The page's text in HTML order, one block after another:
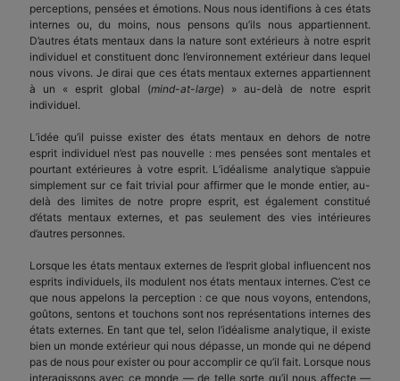
perceptions, pensées et émotions. Nous nous identifions à ces états
internes ou, du moins, nous pensons qu’ils nous appartiennent.
D’autres états mentaux dans la nature sont extérieurs à notre esprit
individuel et constituent donc l’environnement extérieur dans lequel
nous vivons. Je dirai que ces états mentaux externes appartiennent
à un « esprit global (mind-at-large) » au-delà de notre esprit
individuel.
L’idée qu’il puisse exister des états mentaux en dehors de notre
esprit individuel n’est pas nouvelle : mes pensées sont mentales et
pourtant extérieures à votre esprit. L’idéalisme analytique s’appuie
simplement sur ce fait trivial pour affirmer que le monde entier, au-
delà des limites de notre propre esprit, est également constitué
d’états mentaux externes, et pas seulement des vies intérieures
d’autres personnes.
Lorsque les états mentaux externes de l’esprit global influencent nos
esprits individuels, ils modulent nos états mentaux internes. C’est ce
que nous appelons la perception : ce que nous voyons, entendons,
goûtons, sentons et touchons sont nos représentations internes des
états externes. En tant que tel, selon l’idéalisme analytique, il existe
bien un monde extérieur qui nous dépasse, un monde qui ne dépend
pas de nous pour exister ou pour accomplir ce qu’il fait. Lorsque nous
interagissons avec ce monde — de telle sorte qu’il nous affecte —